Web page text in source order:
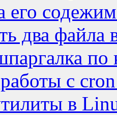
его
два файла
по
с
в